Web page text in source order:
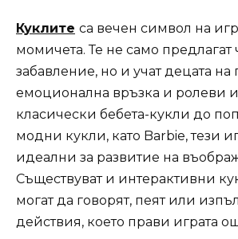
Куклите са вечен символ на
момичета. Те не само предлагат
забавление, но и учат децата на
емоционална връзка и ролеви
класически бебета-кукли до
модни кукли, като Barbie, тези
идеални за развитие на
Съществуват и интерактивни
могат да говорят, пеят или
действия, което прави играта